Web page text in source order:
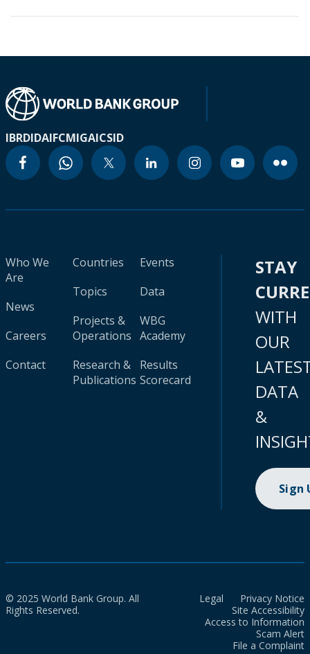
IBRDIDAIFCMIGAICSID
Who We
Are
News
Careers
Contact
Countries
Topics
Projects &
Operations
Research &
Publications
Events
Data
WBG
Academy
Results
Scorecard
STAY
WITH
OUR
DATA
&
Sign
© 2025 World Bank Group. All
Rights Reserved.
Legal
Privacy Notice
Site Accessibility
Access to Information
Scam Alert
File a Complaint